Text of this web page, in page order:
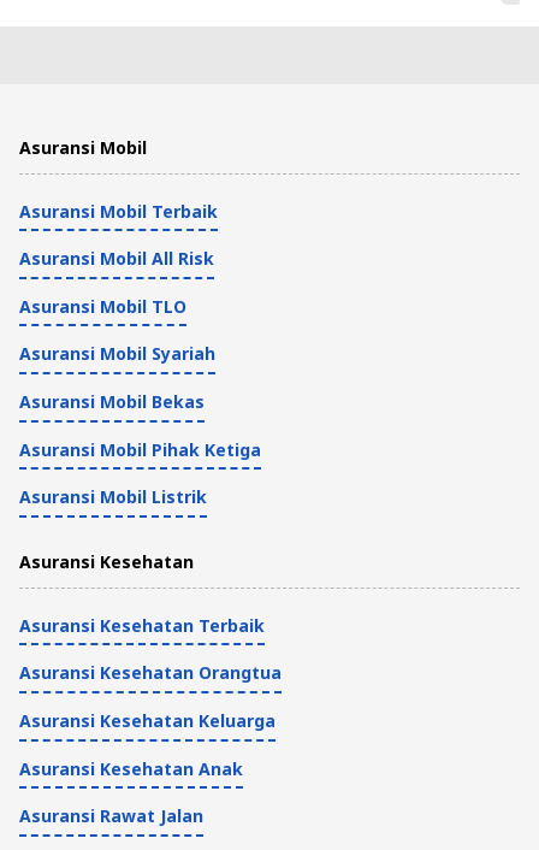
Cara Cek RS Rujukan
Asuransi Kesehatan
4 Menit
Cara Membeli Kacamata dengan BPJS,
4 Menit
Cara Mengecek Faskes BPJS Saya
Terdaftar di Mana
Asuransi Kesehatan
Asuransi Mobil
Asuransi Mobil Terbaik
Asuransi Mobil All Risk
Asuransi Mobil TLO
Asuransi Mobil Syariah
Asuransi Mobil Bekas
Asuransi Mobil Pihak Ketiga
Asuransi Mobil Listrik
Asuransi Kesehatan
Asuransi Kesehatan Terbaik
Asuransi Kesehatan Orangtua
Asuransi Kesehatan Keluarga
Asuransi Kesehatan Anak
Asuransi Rawat Jalan